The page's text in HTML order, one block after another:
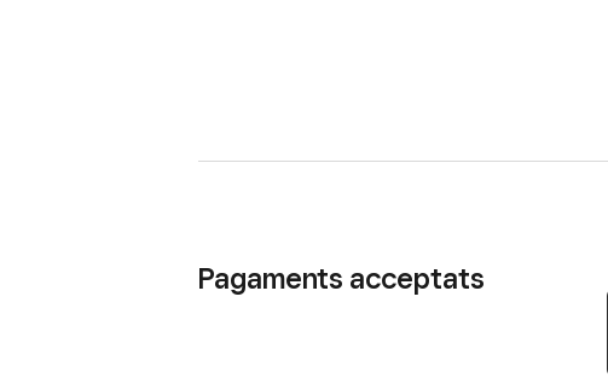
Pagaments acceptats